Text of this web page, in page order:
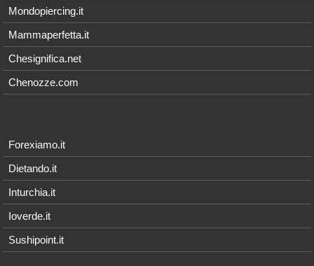
Mondopiercing.it
Mammaperfetta.it
Chesignifica.net
Chenozze.com
Forexiamo.it
Dietando.it
Inturchia.it
Ioverde.it
Sushipoint.it